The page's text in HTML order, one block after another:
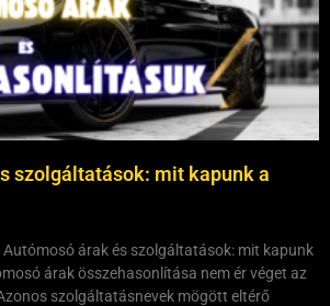
szolgáltatások: mit kapunk a
árak és szolgáltatások: mit kapunk
árak összehasonlítása nem ér véget az
szolgáltatásnevek mögött eltérő